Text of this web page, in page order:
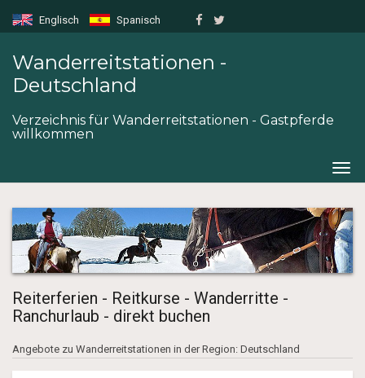
Englisch Spanisch
Wanderreitstationen -
Deutschland
Verzeichnis für Wanderreitstationen - Gastpferde
willkommen
Reiterferien - Reitkurse - Wanderritte -
Ranchurlaub - direkt buchen
Angebote zu Wanderreitstationen in der Region: Deutschland